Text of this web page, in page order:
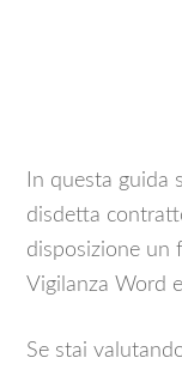
In questa guida
disdetta
disposizione un
Vigilanza Word
Se stai